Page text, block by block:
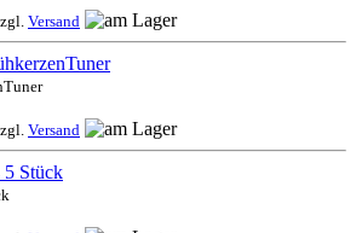
Versand
Versand